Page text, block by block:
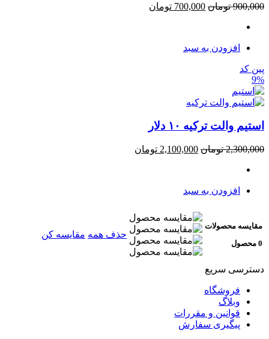
900,000 تومان 700,000 تومان
افزودن به سبد
پین کد
9%
استیم والت ترکیه ۱۰ دلار
2,300,000 تومان 2,100,000 تومان
افزودن به سبد
مقایسه محصولات
0 محصول
حذف همه مقایسه کن
دسترسی سریع
فروشگاه
وبلاگ
قوانین و مقررات
پیگیری سفارش